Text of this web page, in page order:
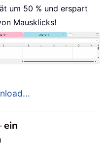
um 50 % und erspart
Mausklicks!
ein